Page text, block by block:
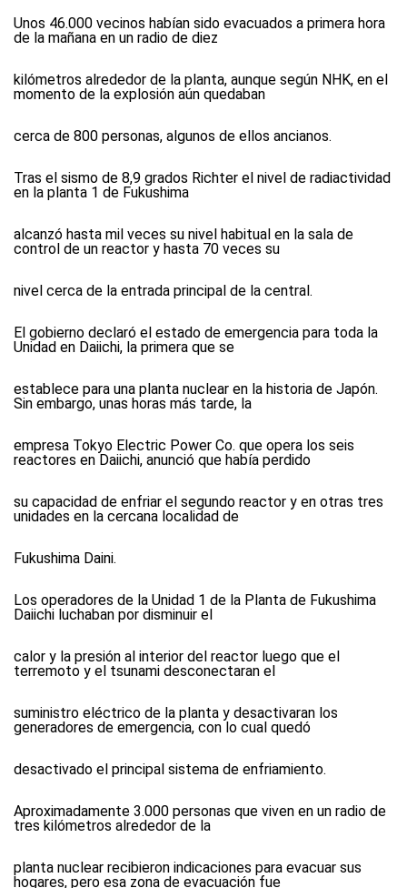
Unos 46.000 vecinos habían sido evacuados a primera hora
de la mañana en un radio de diez
kilómetros alrededor de la planta, aunque según NHK, en el
momento de la explosión aún quedaban
cerca de 800 personas, algunos de ellos ancianos.
Tras el sismo de 8,9 grados Richter el nivel de radiactividad
en la planta 1 de Fukushima
alcanzó hasta mil veces su nivel habitual en la sala de
control de un reactor y hasta 70 veces su
nivel cerca de la entrada principal de la central.
El gobierno declaró el estado de emergencia para toda la
Unidad en Daiichi, la primera que se
establece para una planta nuclear en la historia de Japón.
Sin embargo, unas horas más tarde, la
empresa Tokyo Electric Power Co. que opera los seis
reactores en Daiichi, anunció que había perdido
su capacidad de enfriar el segundo reactor y en otras tres
unidades en la cercana localidad de
Fukushima Daini.
Los operadores de la Unidad 1 de la Planta de Fukushima
Daiichi luchaban por disminuir el
calor y la presión al interior del reactor luego que el
terremoto y el tsunami desconectaran el
suministro eléctrico de la planta y desactivaran los
generadores de emergencia, con lo cual quedó
desactivado el principal sistema de enfriamiento.
Aproximadamente 3.000 personas que viven en un radio de
tres kilómetros alrededor de la
planta nuclear recibieron indicaciones para evacuar sus
hogares, pero esa zona de evacuación fue